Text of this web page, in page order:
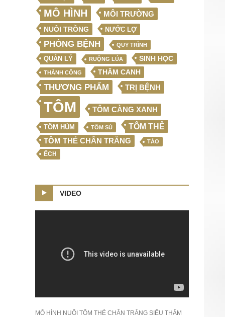
MÔ HÌNH MÔI TRƯỜNG
NUÔI TRỒNG NƯỚC LỢ
PHÒNG BỆNH QUY TRÌNH
QUẢN LÝ RUỘNG LÚA SINH HỌC
THÀNH CÔNG THÂM CANH
THƯƠNG PHẨM TRỊ BỆNH
TÔM TÔM CÀNG XANH
TÔM HÙM TÔM SÚ TÔM THẺ
TÔM THẺ CHÂN TRẮNG TẢO
ẾCH
VIDEO
MÔ HÌNH NUÔI TÔM THẺ CHÂN TRẮNG SIÊU THÂM